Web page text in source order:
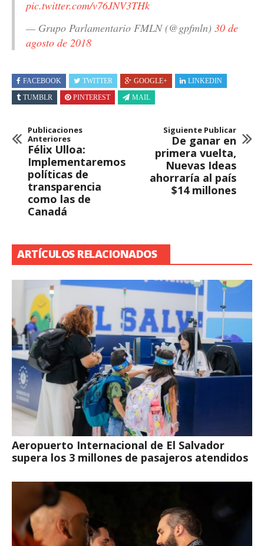
pic.twitter.com/v76JNV3THk
— Grupo Parlamentario FMLN (@gpfmln) 30 de
agosto de 2018
FACEBOOK TWITTER GOOGLE+
LINKEDIN
TUMBLR
PINTEREST MAIL
Publicaciones
Anteriores
Félix Ulloa:
Implementaremos
políticas de
transparencia
como las de
Canadá
Siguiente Publicar
De ganar en
primera vuelta,
Nuevas Ideas
ahorraría al país
$14 millones
ARTÍCULOS RELACIONADOS
Aeropuerto Internacional de El Salvador
supera los 3 millones de pasajeros atendidos